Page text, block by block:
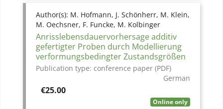
Author(s): M. Hofmann, J. Schönherr, M. Klein,
M. Oechsner, F. Funcke, M. Kolbinger
Anrisslebensdauervorhersage additiv
gefertigter Proben durch Modellierung
verformungsbedingter Zustandsgrößen
Publication type: conference paper (PDF)
German
Price
€25.00
Online only